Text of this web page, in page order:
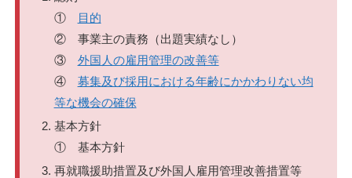
①
目的
② 事業主の責務（出題実績なし）
③ 外国人の雇用管理の改善等
④ 募集及び採用における年齢にかかわりない均
等な機会の確保
基本方針
① 基本方針
再就職援助措置及び外国人雇用管理改善措置等